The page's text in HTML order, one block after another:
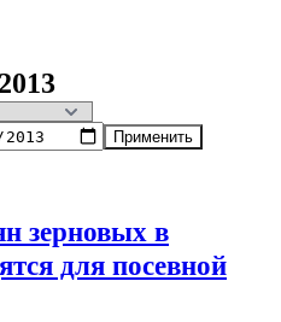
Все новостиАрхив
Применить
зерновых в
для посевной